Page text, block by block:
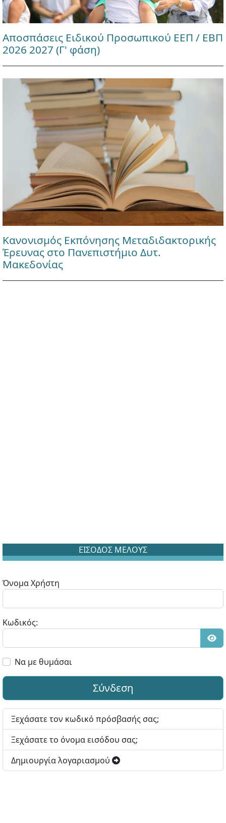
Αποσπάσεις Ειδικού Προσωπικού ΕΕΠ / ΕΒΠ
2026 2027 (Γ' φάση)
Κανονισμός Εκπόνησης Μεταδιδακτορικής
Έρευνας στο Πανεπιστήμιο Δυτ.
Μακεδονίας
ΕΙΣΟΔΟΣ ΜΕΛΟΥΣ
Όνομα Χρήστη
Κωδικός:
Να με θυμάσαι
Σύνδεση
Ξεχάσατε τον κωδικό πρόσβασής σας;
Ξεχάσατε το όνομα εισόδου σας;
Δημιουργία λογαριασμού